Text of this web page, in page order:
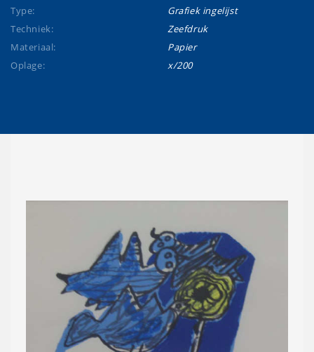
Type:
Grafiek ingelijst
Techniek:
Zeefdruk
Materiaal:
Papier
Oplage:
x/200